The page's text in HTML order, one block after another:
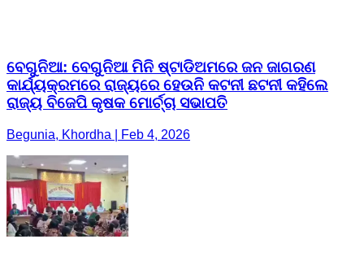
ବେଗୁନିଆ: ବେଗୁନିଆ ମିନି ଷ୍ଟାଡିଅମରେ ଜନ ଜାଗରଣ
କାର୍ଯ୍ୟକ୍ରମରେ ରାଜ୍ୟରେ ହେଉନି କଟନୀ ଛଟନୀ କହିଲେ
ରାଜ୍ୟ ବିଜେପି କୃଷକ ମୋର୍ଚ୍ଚା ସଭାପତି
Begunia, Khordha | Feb 4, 2026